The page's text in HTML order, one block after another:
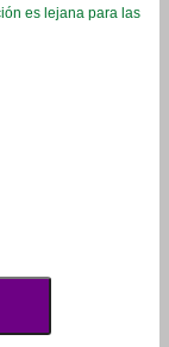
es lejana para las